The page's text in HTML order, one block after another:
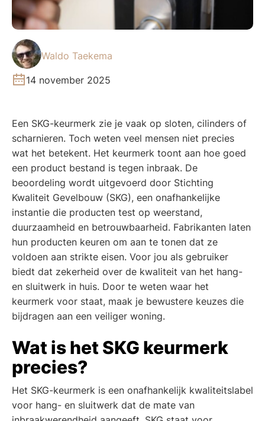
Waldo Taekema
14 november 2025
Een SKG-keurmerk zie je vaak op sloten, cilinders of
scharnieren. Toch weten veel mensen niet precies
wat het betekent. Het keurmerk toont aan hoe goed
een product bestand is tegen inbraak. De
beoordeling wordt uitgevoerd door Stichting
Kwaliteit Gevelbouw (SKG), een onafhankelijke
instantie die producten test op weerstand,
duurzaamheid en betrouwbaarheid. Fabrikanten laten
hun producten keuren om aan te tonen dat ze
voldoen aan strikte eisen. Voor jou als gebruiker
biedt dat zekerheid over de kwaliteit van het hang-
en sluitwerk in huis. Door te weten waar het
keurmerk voor staat, maak je bewustere keuzes die
bijdragen aan een veiliger woning.
Wat is het SKG keurmerk
precies?
Het SKG-keurmerk is een onafhankelijk kwaliteitslabel
voor hang- en sluitwerk dat de mate van